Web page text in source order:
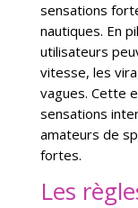
sensations
nautiques. En
utilisateurs
vitesse, les
vagues. Cette
sensations
amateurs de
fortes.
Les